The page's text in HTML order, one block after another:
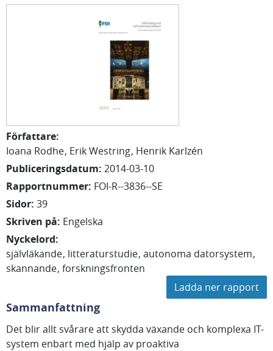
Författare:
Ioana Rodhe ErikWestring Henrik Karlzén
Publiceringsdatum: 2014-03-10
Rapportnummer: FOI-R--3836--SE
Sidor: 39
Skriven på: Engelska
Nyckelord:
självläkande litteraturstudie autonoma datorsystem
skannande forskningsfronten
Ladda ner rapport
Sammanfattning
Det blir allt svårare att skydda växande och komplexa IT-
system enbart med hjälp av proaktiva